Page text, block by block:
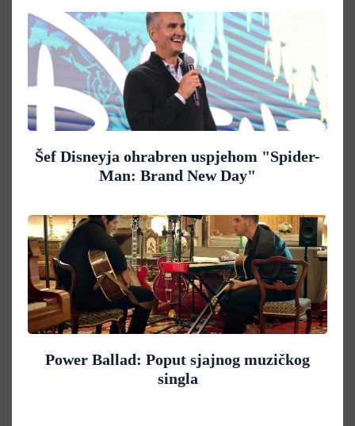
Šef Disneyja ohrabren uspjehom "Spider-
Man: Brand New Day"
Power Ballad: Poput sjajnog muzičkog
singla